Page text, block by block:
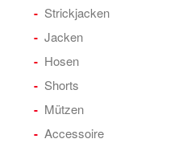
Strickjacken
Jacken
Hosen
Shorts
Mützen
Accessoire